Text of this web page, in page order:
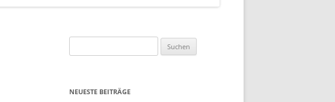
nach:
NEUESTE BEITRÄGE